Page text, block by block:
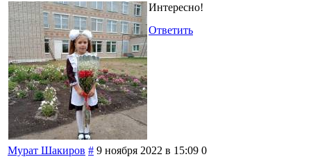
Интересно!
Ответить
Мурат Шакиров # 9 ноября 2022 в 15:09 0